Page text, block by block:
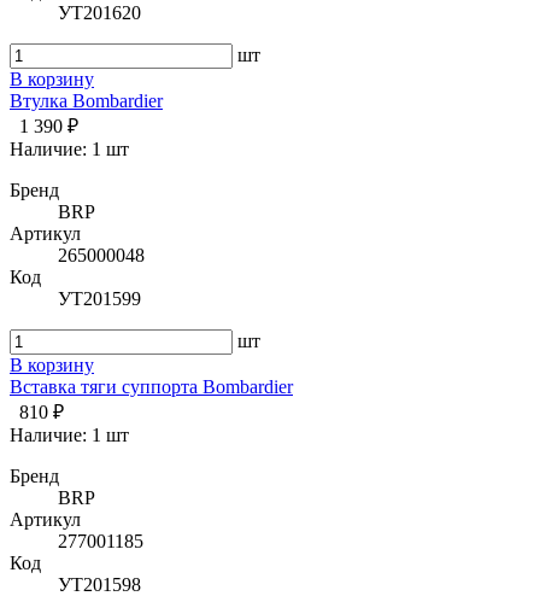
УТ201620
шт
В корзину
Втулка Bombardier
1 390 ₽
Наличие: 1 шт
Бренд
BRP
Артикул
265000048
Код
УТ201599
шт
В корзину
Вставка тяги суппорта Bombardier
810 ₽
Наличие: 1 шт
Бренд
BRP
Артикул
277001185
Код
УТ201598